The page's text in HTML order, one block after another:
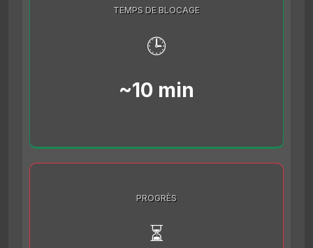
TEMPS DE BLOCAGE
🕒
~10 min
PROGRÈS
⏳